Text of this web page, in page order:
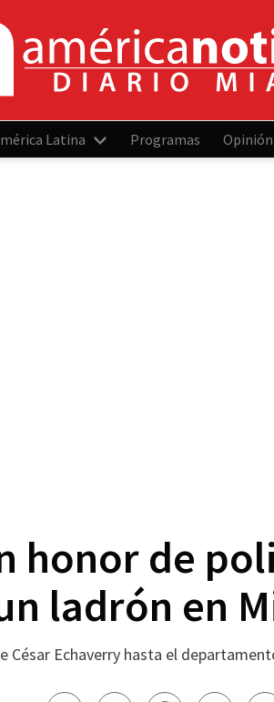
Latina Programas Opinión
honor de
ladrón en
Echaverry hasta el